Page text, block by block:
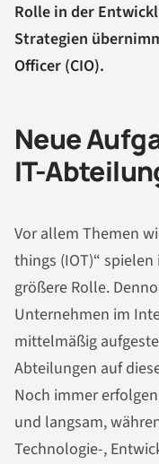
Rolle in der
Strategien
Officer (CIO).
Neue
IT-
Vor allem Themen
things (IOT)“
größere Rolle.
Unternehmen im
mittelmäßig
Abteilungen auf
Noch immer
und langsam,
Technologie-,